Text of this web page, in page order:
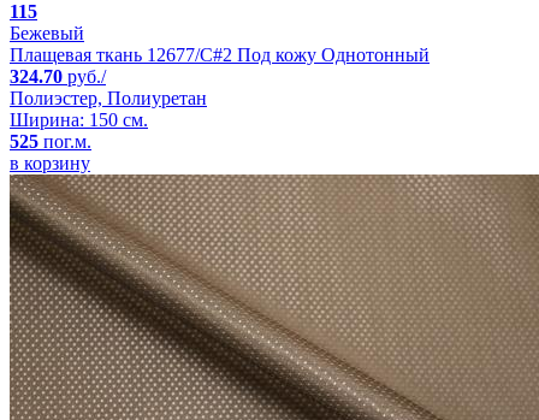
115
Бежевый
Плащевая ткань 12677/C#2 Под кожу Однотонный
324.70 руб./
Полиэстер, Полиуретан
Ширина: 150 см.
525 пог.м.
в корзину